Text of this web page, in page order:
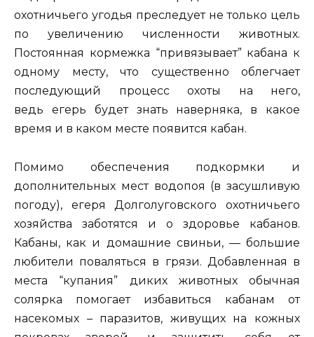
охотничьего угодья преследует не только цель
по увеличению численности животных.
Постоянная кормежка “привязывает” кабана к
одному месту, что существенно облегчает
последующий процесс охоты на него,
ведь егерь будет знать наверняка, в какое
время и в каком месте появится кабан.
Помимо обеспечения подкормки и
дополнительных мест водопоя (в засушливую
погоду), егеря Долголуговского охотничьего
хозяйства заботятся и о здоровье кабанов.
Кабаны, как и домашние свиньи, — большие
любители поваляться в грязи. Добавленная в
места “купания” диких животных обычная
солярка помогает избавиться кабанам от
насекомых – паразитов, живущих на кожных